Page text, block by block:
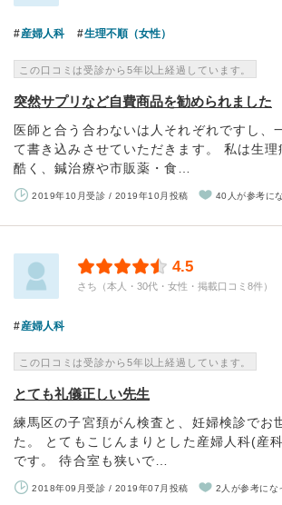
産婦人科 生理不順（女性）
この口コミは受診から5年以上経過しています。
突然サプリなど自費商品を勧められました
医師と合う合わないは人それぞれですし、
て書き込みさせていただきます。 私は生
酷く、鍼治療や市販薬・食…
2019年10月受診 / 2019年10月投稿 40人が参考に
4.5
さち（本人・30代・女性・掲載口コミ8件）
産婦人科
この口コミは受診から5年以上経過しています。
とても礼儀正しい先生
練馬区の子宮頚がん検査と、妊婦検診でお
た。 とてもこじんまりとした産婦人科(産
です。 待合室も狭いで…
2018年09月受診 / 2019年07月投稿 2人が参考にな